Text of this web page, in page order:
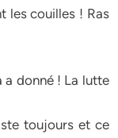
les couilles ! Ras
a donné ! La lutte
toujours et ce